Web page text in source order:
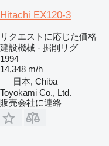
Hitachi EX120-3
リクエストに応じた価格
建設機械 - 掘削リグ
1994
14,348 m/h
日本, Chiba
Toyokami Co., Ltd.
販売会社に連絡